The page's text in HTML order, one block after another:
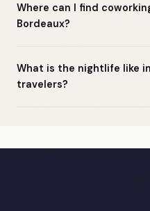
Where can I find
Bordeaux?
What is the nightlife like
travelers?